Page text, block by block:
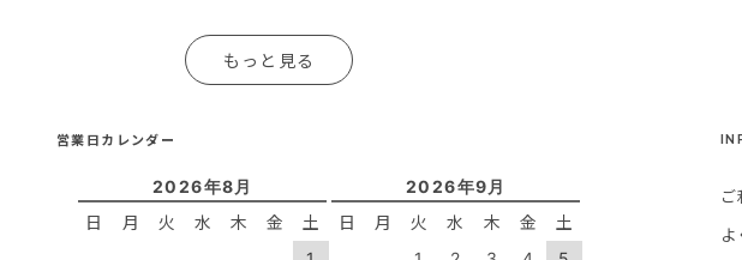
もっと見る
営業日カレンダー
2026年8月
日 月 火 水 木 金 土
2026年9月
日 月 火 水 木 金 土